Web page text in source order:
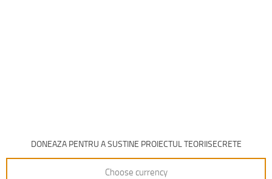
DONEAZA PENTRU A SUSTINE PROIECTUL TEORIISECRETE
Choose currency